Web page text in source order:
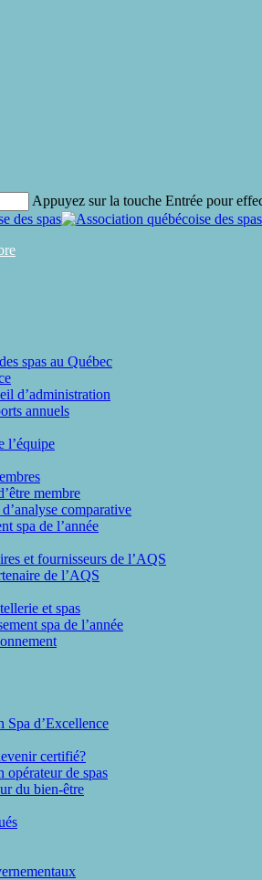
Appuyez sur la touche Entrée pour
spas au Québec
d’administration
annuels
l’équipe
membre
comparative
spa de l’année
et fournisseurs de l’AQS
de l’AQS
et spas
spa de l’année
Spa d’Excellence
certifié?
opérateur de spas
du bien-être